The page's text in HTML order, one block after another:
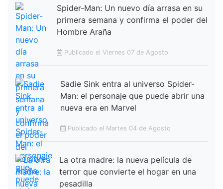
Spider-Man: Un nuevo día arrasa en su
primera semana y confirma el poder del
Hombre Araña
Publicado el Viernes 07 de Agosto
Sadie Sink entra al universo Spider-
Man: el personaje que puede abrir una
nueva era en Marvel
Publicado el Martes 04 de Agosto
La otra madre: la nueva película de
terror que convierte el hogar en una
pesadilla